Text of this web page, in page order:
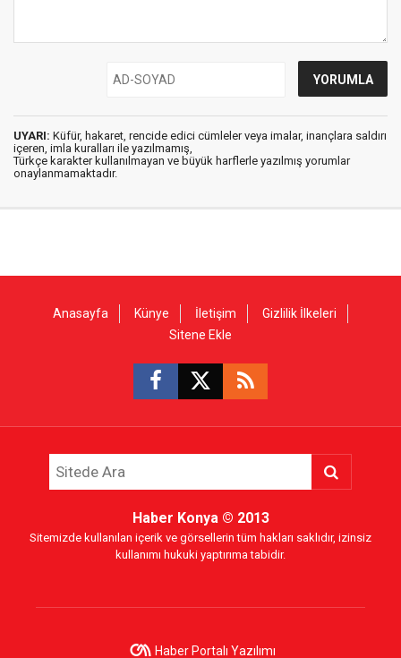
UYARI: Küfür, hakaret, rencide edici cümleler veya imalar, inançlara saldırı
içeren, imla kuralları ile yazılmamış,
Türkçe karakter kullanılmayan ve büyük harflerle yazılmış yorumlar
onaylanmamaktadır.
Anasayfa Künye İletişim
Gizlilik İlkeleri
Sitene Ekle
Haber Konya© 2013
Sitemizde kullanılan içerik ve görsellerin tüm hakları saklıdır, izinsiz
kullanımı hukuki yaptırıma tabidir.
Haber Portalı Yazılımı